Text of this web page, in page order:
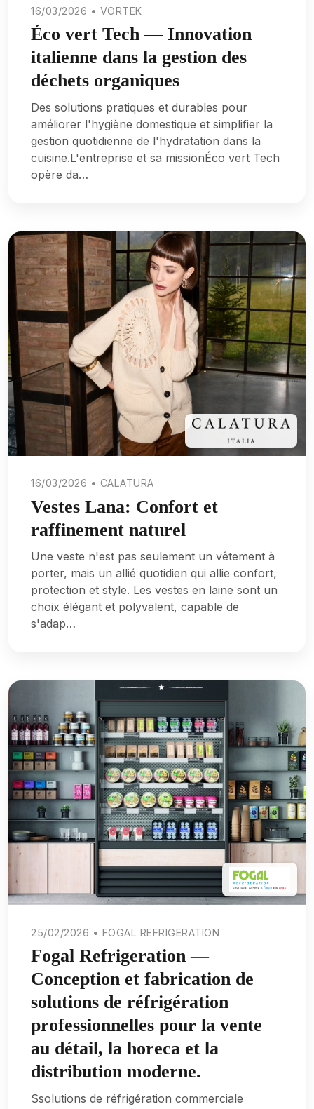
16/03/2026 • VORTEK
Éco vert Tech — Innovation
italienne dans la gestion des
déchets organiques
Des solutions pratiques et durables pour
améliorer l'hygiène domestique et simplifier la
gestion quotidienne de l'hydratation dans la
cuisine.L'entreprise et sa missionÉco vert Tech
opère da…
16/03/2026 • CALATURA
Vestes Lana: Confort et
raffinement naturel
Une veste n'est pas seulement un vêtement à
porter, mais un allié quotidien qui allie confort,
protection et style. Les vestes en laine sont un
choix élégant et polyvalent, capable de
s'adap…
25/02/2026 • FOGAL REFRIGERATION
Fogal Refrigeration —
Conception et fabrication de
solutions de réfrigération
professionnelles pour la vente
au détail, la horeca et la
distribution moderne.
Ssolutions de réfrigération commerciale